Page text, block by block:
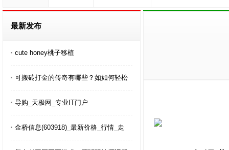
最新发布
cute honey桃子移植
可搬砖打金的传奇有哪些？如如何轻松
导购_天极网_专业IT门户
金桥信息(603918)_最新价格_行情_走